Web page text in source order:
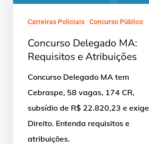
Carreiras Policiais Concurso Público
Concurso Delegado MA:
Requisitos e Atribuições
Concurso Delegado MA tem
Cebraspe, 58 vagas, 174 CR,
subsídio de R$ 22.820,23 e exige
Direito. Entenda requisitos e
atribuições.